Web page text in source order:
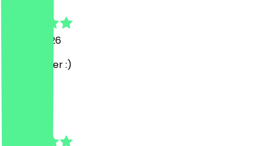
15. Juni 2026
Mega lecker :)